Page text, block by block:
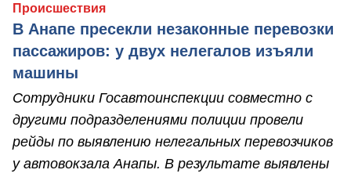
Происшествия
В Анапе пресекли незаконные перевозки
пассажиров: у двух нелегалов изъяли
машины
Сотрудники Госавтоинспекции совместно с
другими подразделениями полиции провели
рейды по выявлению нелегальных перевозчиков
у автовокзала Анапы. В результате выявлены